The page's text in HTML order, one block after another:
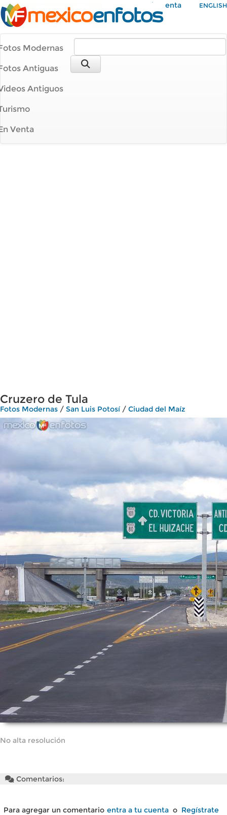
Mi Cuenta ENGLISH
Modernas
Antiguas
Antiguos
Venta
Cruzero de Tula
Fotos Modernas / San Luis Potosí / Ciudad del Maíz
No alta resolución
Comentarios:
Para agregar un comentario entra a tu cuenta o Regístrate